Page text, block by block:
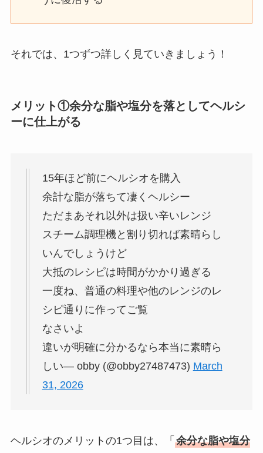
それでは、1つずつ詳しく見ていきましょう！
メリット①余分な脂や塩分を落としてヘルシ
ーに仕上がる
15年ほど前にヘルシオを購入
余計な脂が落ちて凄くヘルシー
ただまあそれ以外は扱い辛いレンジ
スチーム調理機と割り切れば素晴らし
いんでしょうけど
大抵のレシピは時間がかかり過ぎる
一度ね、普通の料理や他のレンジのレ
シピ通りに作ってご覧
なさいよ
違いが明確に分かるなら本当に素晴ら
しい— obby (@obby27487473) March
31, 2026
ヘルシオのメリットの1つ目は、「 余分な脂や塩分